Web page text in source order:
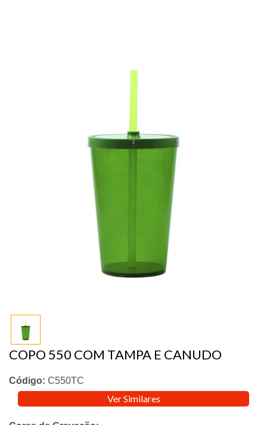
COPO 550 COM TAMPA E CANUDO
Código: C550TC
Ver Similares